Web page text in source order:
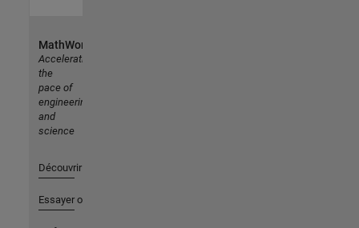
MathWorks
Accelerating
the
pace of
engineering
and
science
Découvrir les produits
Essayer ou acheter